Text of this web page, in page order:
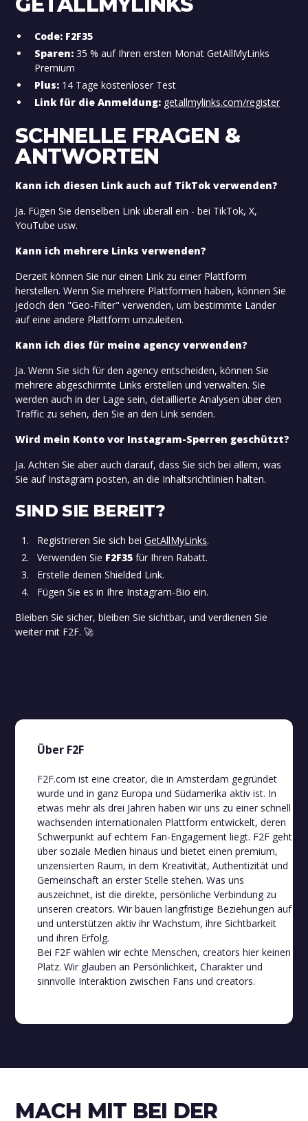
Über F2F
F2F.com ist eine creator, die in Amsterdam gegründet
wurde und in ganz Europa und Südamerika aktiv ist. In
etwas mehr als drei Jahren haben wir uns zu einer schnell
wachsenden internationalen Plattform entwickelt, deren
Schwerpunkt auf echtem Fan-Engagement liegt. F2F geht
über soziale Medien hinaus und bietet einen premium,
unzensierten Raum, in dem Kreativität, Authentizität und
Gemeinschaft an erster Stelle stehen. Was uns
auszeichnet, ist die direkte, persönliche Verbindung zu
unseren creators. Wir bauen langfristige Beziehungen auf
und unterstützen aktiv ihr Wachstum, ihre Sichtbarkeit
und ihren Erfolg.
Bei F2F wählen wir echte Menschen, creators hier keinen
Platz. Wir glauben an Persönlichkeit, Charakter und
sinnvolle Interaktion zwischen Fans und creators.
Code: F2F35
Sparen: 35 % auf Ihren ersten Monat GetAllMyLinks
Premium
Plus: 14 Tage kostenloser Test
Link für die Anmeldung: getallmylinks.com/register
SCHNELLE FRAGEN &
ANTWORTEN
Kann ich diesen Link auch auf TikTok verwenden?
Ja. Fügen Sie denselben Link überall ein - bei TikTok, X,
YouTube usw.
Kann ich mehrere Links verwenden?
Derzeit können Sie nur einen Link zu einer Plattform
herstellen. Wenn Sie mehrere Plattformen haben, können Sie
jedoch den "Geo-Filter" verwenden, um bestimmte Länder
auf eine andere Plattform umzuleiten.
Kann ich dies für meine agency verwenden?
Ja. Wenn Sie sich für den agency entscheiden, können Sie
mehrere abgeschirmte Links erstellen und verwalten. Sie
werden auch in der Lage sein, detaillierte Analysen über den
Traffic zu sehen, den Sie an den Link senden.
Wird mein Konto vor Instagram-Sperren geschützt?
Ja. Achten Sie aber auch darauf, dass Sie sich bei allem, was
Sie auf Instagram posten, an die Inhaltsrichtlinien halten.
SIND SIE BEREIT?
Registrieren Sie sich beiGetAllMyLinks.
Verwenden Sie F2F35 für Ihren Rabatt.
Erstelle deinen Shielded Link.
Fügen Sie es in Ihre Instagram-Bio ein.
Bleiben Sie sicher, bleiben Sie sichtbar, und verdienen Sie
weiter mit F2F. 🚀
MACH MIT BEI DER